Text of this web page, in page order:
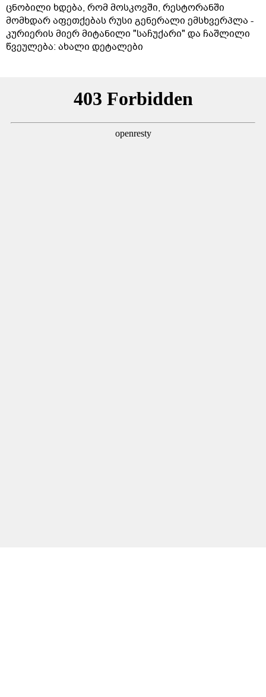
ცნობილი ხდება, რომ მოსკოვში, რესტორანში
მომხდარ აფეთქებას რუსი გენერალი ემსხვერპლა -
კურიერის მიერ მიტანილი "საჩუქარი" და ჩაშლილი
წვეულება: ახალი დეტალები